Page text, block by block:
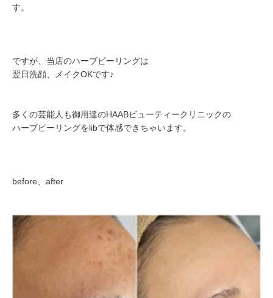
す。
ですが、当店のハーブピーリングは
翌日洗顔、メイクOKです♪
多くの芸能人も御用達のHAABビューティークリニックの
ハーブピーリングをlibで体感できちゃいます。
before、after